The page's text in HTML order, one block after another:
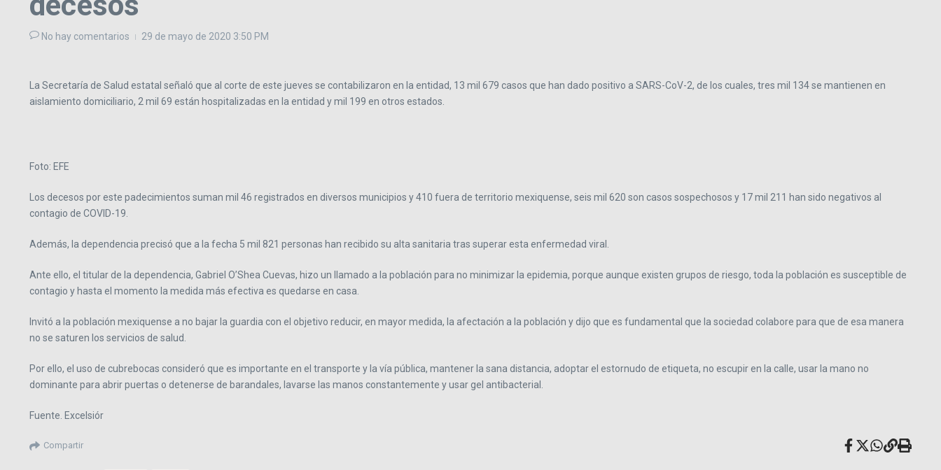
No hay comentarios 29 de mayo de 2020 3:50 PM
La Secretaría de Salud estatal señaló que al corte de este jueves se contabilizaron en la entidad, 13 mil 679 casos que han dado positivo a SARS-CoV-2, de los cuales, tres mil 134 se mantienen en
aislamiento domiciliario, 2 mil 69 están hospitalizadas en la entidad y mil 199 en otros estados.
Foto: EFE
Los decesos por este padecimientos suman mil 46 registrados en diversos municipios y 410 fuera de territorio mexiquense, seis mil 620 son casos sospechosos y 17 mil 211 han sido negativos al
contagio de COVID-19.
Además, la dependencia precisó que a la fecha 5 mil 821 personas han recibido su alta sanitaria tras superar esta enfermedad viral.
Ante ello, el titular de la dependencia, Gabriel O’Shea Cuevas, hizo un llamado a la población para no minimizar la epidemia, porque aunque existen grupos de riesgo, toda la población es susceptible de
contagio y hasta el momento la medida más efectiva es quedarse en casa.
Invitó a la población mexiquense a no bajar la guardia con el objetivo reducir, en mayor medida, la afectación a la población y dijo que es fundamental que la sociedad colabore para que de esa manera
no se saturen los servicios de salud.
Por ello, el uso de cubrebocas consideró que es importante en el transporte y la vía pública, mantener la sana distancia, adoptar el estornudo de etiqueta, no escupir en la calle, usar la mano no
dominante para abrir puertas o detenerse de barandales, lavarse las manos constantemente y usar gel antibacterial.
Fuente. Excelsiór
Compartir